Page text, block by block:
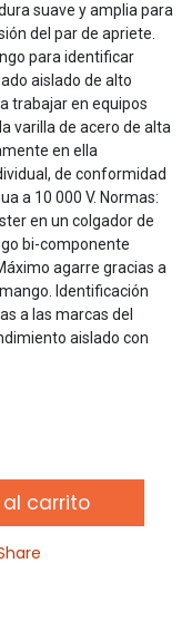
suave y amplia para
del par de apriete.
para identificar
aislado de alto
trabajar en equipos
varilla de acero de alta
en ella
de conformidad
a 10 000 V. Normas:
en un colgador de
bi-componente
agarre gracias a
Identificación
a las marcas del
aislado con
carrito